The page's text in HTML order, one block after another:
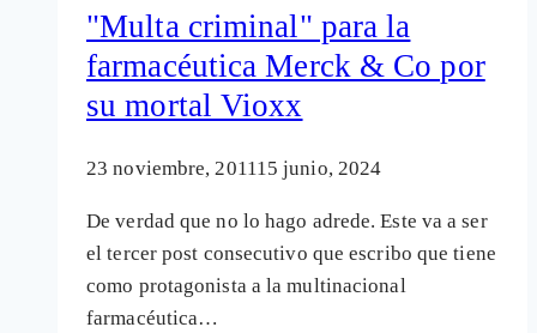
eres
"Multa criminal" para la
farmacéutica Merck & Co por
su mortal Vioxx
23 noviembre, 201115 junio, 2024
De verdad que no lo hago adrede. Este va a ser
el tercer post consecutivo que escribo que tiene
como protagonista a la multinacional
farmacéutica…